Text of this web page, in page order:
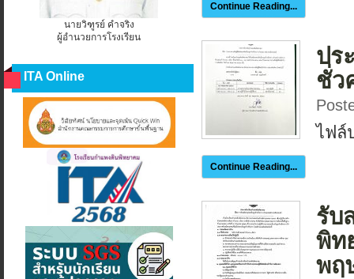
Continue Reading...
ปร
ชั่ว
ไฟล์
Continue Reading...
รับ
พิท
พฤ
นายวิฑูรย์ คำจริง
ผู้อำนวยการโรงเรียน
ITA Online